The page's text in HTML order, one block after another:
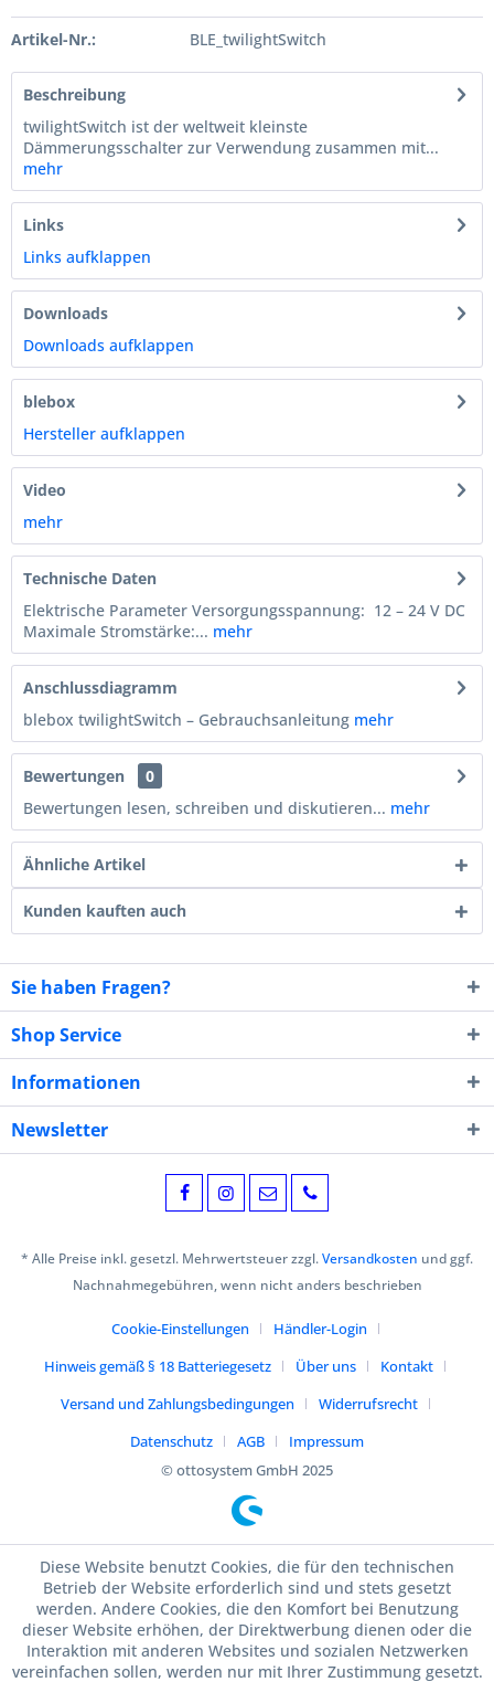
Artikel-Nr.: BLE_twilightSwitch
Beschreibung
twilightSwitch ist der weltweit kleinste
Dämmerungsschalter zur Verwendung zusammen mit...
mehr
Links
Links aufklappen
Downloads
Downloads aufklappen
blebox
Hersteller aufklappen
Video
mehr
Technische Daten
Elektrische Parameter Versorgungsspannung: 12 – 24 V DC
Maximale Stromstärke:... mehr
Anschlussdiagramm
blebox twilightSwitch – Gebrauchsanleitung mehr
Bewertungen
0
Bewertungen lesen, schreiben und diskutieren... mehr
Ähnliche Artikel
Kunden kauften auch
Sie haben Fragen?
Shop Service
Informationen
Newsletter
* Alle Preise inkl. gesetzl. Mehrwertsteuer zzgl.Versandkosten und ggf.
Nachnahmegebühren, wenn nicht anders beschrieben
Cookie-Einstellungen
Händler-Login
Hinweis gemäß § 18 Batteriegesetz
Über uns
Kontakt
Versand und Zahlungsbedingungen
Widerrufsrecht
Datenschutz
AGB
Impressum
© ottosystem GmbH 2025
Diese Website benutzt Cookies, die für den technischen
Betrieb der Website erforderlich sind und stets gesetzt
werden. Andere Cookies, die den Komfort bei Benutzung
dieser Website erhöhen, der Direktwerbung dienen oder die
Interaktion mit anderen Websites und sozialen Netzwerken
vereinfachen sollen, werden nur mit Ihrer Zustimmung gesetzt.